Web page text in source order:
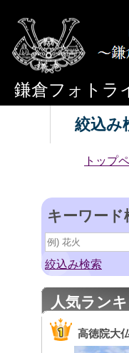
鎌倉フォトラ
絞込み
トップ
キーワード
絞込み検索
人気ラン
高徳院大